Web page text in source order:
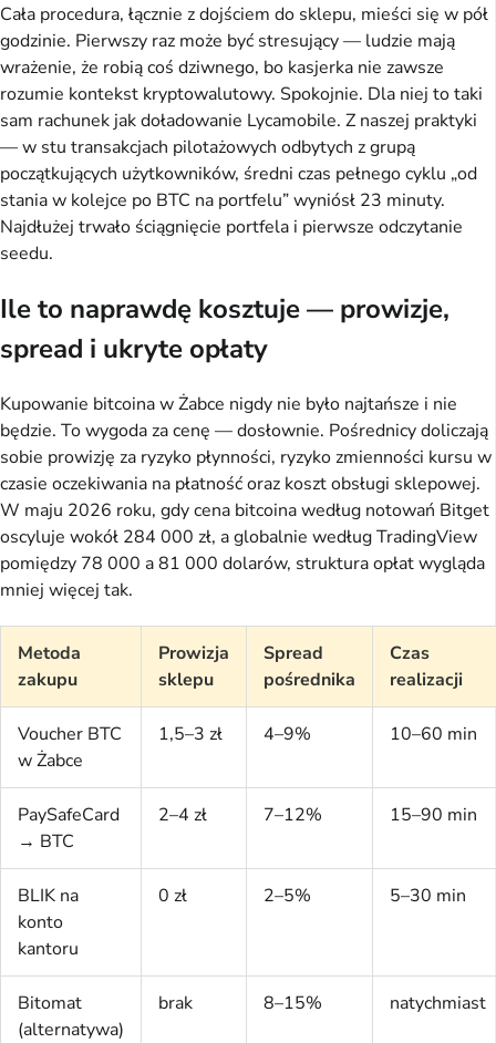
Cała procedura, łącznie z dojściem do sklepu, mieści się w pół
godzinie. Pierwszy raz może być stresujący — ludzie mają
wrażenie, że robią coś dziwnego, bo kasjerka nie zawsze
rozumie kontekst kryptowalutowy. Spokojnie. Dla niej to taki
sam rachunek jak doładowanie Lycamobile. Z naszej praktyki
— w stu transakcjach pilotażowych odbytych z grupą
początkujących użytkowników, średni czas pełnego cyklu „od
stania w kolejce po BTC na portfelu” wyniósł 23 minuty.
Najdłużej trwało ściągnięcie portfela i pierwsze odczytanie
seedu.
Ile to naprawdę kosztuje — prowizje,
spread i ukryte opłaty
Kupowanie bitcoina w Żabce nigdy nie było najtańsze i nie
będzie. To wygoda za cenę — dosłownie. Pośrednicy doliczają
sobie prowizję za ryzyko płynności, ryzyko zmienności kursu w
czasie oczekiwania na płatność oraz koszt obsługi sklepowej.
W maju 2026 roku, gdy cena bitcoina według notowań Bitget
oscyluje wokół 284 000 zł, a globalnie według TradingView
pomiędzy 78 000 a 81 000 dolarów, struktura opłat wygląda
mniej więcej tak.
Metoda
zakupu
Prowizja
sklepu
Spread
pośrednika
Czas
realizacji
Voucher BTC
w Żabce
1,5–3 zł 4–9% 10–60 min
PaySafeCard
→ BTC
2–4 zł 7–12% 15–90 min
BLIK na
konto
kantoru
0 zł 2–5% 5–30 min
Bitomat
(alternatywa)
brak 8–15% natychmiast